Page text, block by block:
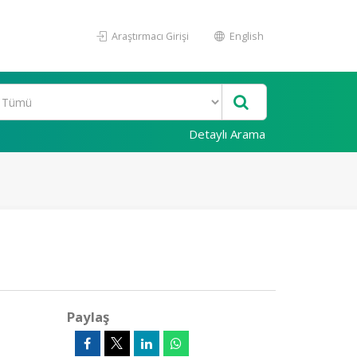
Araştırmacı Girişi English
Detaylı Arama
Paylaş